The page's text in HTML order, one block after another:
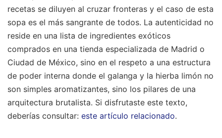
recetas se diluyen al cruzar fronteras y el caso de esta
sopa es el más sangrante de todos. La autenticidad no
reside en una lista de ingredientes exóticos
comprados en una tienda especializada de Madrid o
Ciudad de México, sino en el respeto a una estructura
de poder interna donde el galanga y la hierba limón no
son simples aromatizantes, sino los pilares de una
arquitectura brutalista. Si disfrutaste este texto,
deberías consultar: este artículo relacionado.